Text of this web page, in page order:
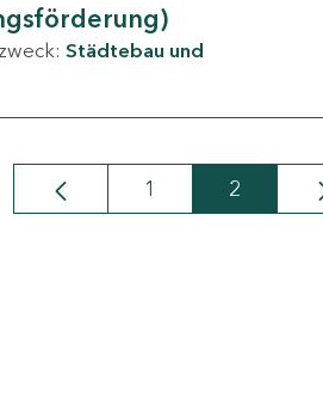
Städtebau und
Seite
1 Seite
2